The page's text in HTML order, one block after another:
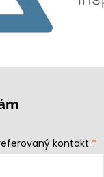
kontakt *